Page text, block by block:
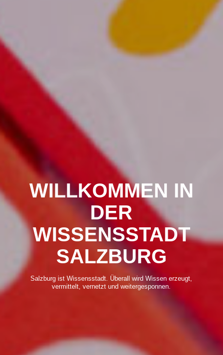
WILLKOMMEN IN
DER
WISSENSSTADT
SALZBURG
Salzburg ist Wissensstadt. Überall wird Wissen erzeugt,
vermittelt, vernetzt und weitergesponnen.